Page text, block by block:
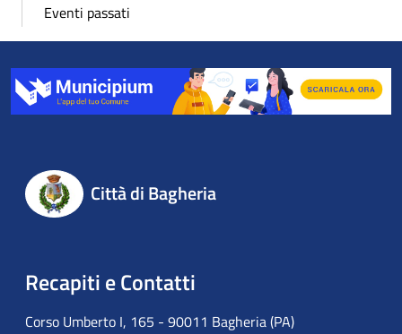
Eventi passati
Città di Bagheria
Recapiti e Contatti
Corso Umberto I, 165 - 90011 Bagheria (PA)